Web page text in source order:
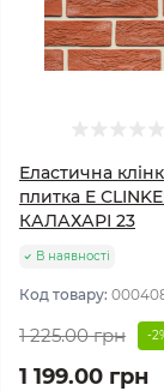
Еластична
плитка E
КАЛАХАРІ 23
В наявності
Код товару:
1 225.00 грн -
1 199.00 грн